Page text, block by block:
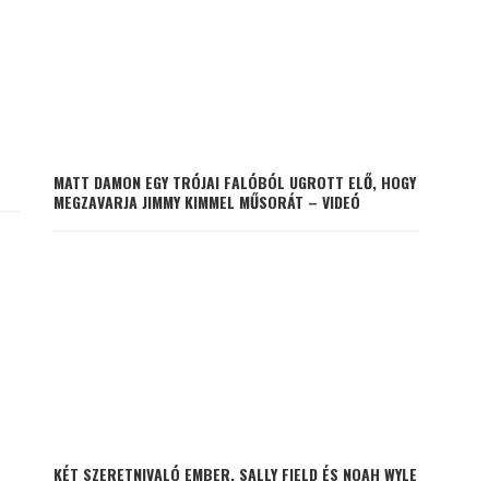
MATT DAMON EGY TRÓJAI FALÓBÓL UGROTT ELŐ, HOGY
MEGZAVARJA JIMMY KIMMEL MŰSORÁT – VIDEÓ
KÉT SZERETNIVALÓ EMBER, SALLY FIELD ÉS NOAH WYLE